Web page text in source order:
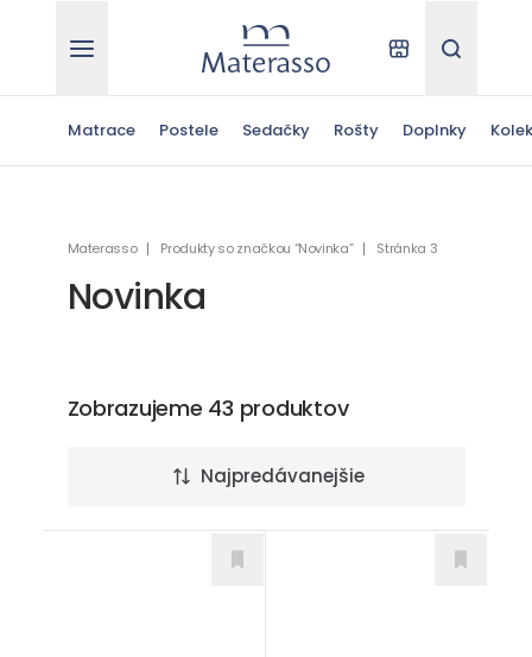
Materasso Kde kúpiťHľadať
Matrace Postele Sedačky Rošty Doplnky
Materasso Produkty so značkou “Novinka” Stránka 3
Novinka
Zobrazujeme 43 produktov
Najpredávanejšie